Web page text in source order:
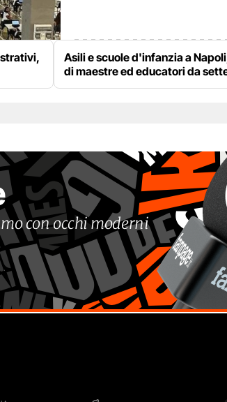
Asili e scuole d'infanzia a
di maestre ed educatori da
con occhi moderni